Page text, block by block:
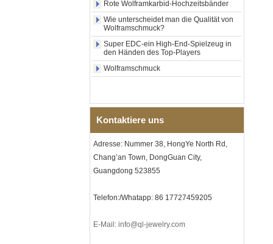
Muschel-Kreuzmuster,
religiöser Statement-Ring für
Männer, individuelle
Großlieferung
Fabrikgroßhandel mit 8 mm
roségoldenem,
galvanisiertem
Opal Inlay mit Musik-
Themen-Ehering für Männer,
Großlieferung
schwarzem Zirkonoxid-
316L-Doppeldruck-
Faltschließe, eingebettetes
Germaniumstein-Therapie-
Rote Wolframkarbid-Hochzeitsbänder
Wie unterscheidet man die Qualität von
Wolframschmuck?
Super EDC-ein High-End-Spielzeug in
den Händen des Top-Players
Wolframschmuck
Kontaktiere uns
Adresse: Nummer 38, HongYe North Rd,
Chang’an Town, DongGuan City,
Guangdong 523855
Telefon:/Whatapp: 86 17727459205
E-Mail: info@ql-jewelry.com